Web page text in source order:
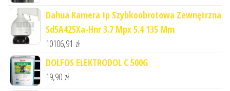
Dahua Kamera Ip Szybkoobrotowa Zewnętrzna
Sd5A425Xa-Hnr 3.7 Mpx 5.4 135 Mm
10106,91 zł
DOLFOS ELEKTRODOL C 500G
19,90 zł